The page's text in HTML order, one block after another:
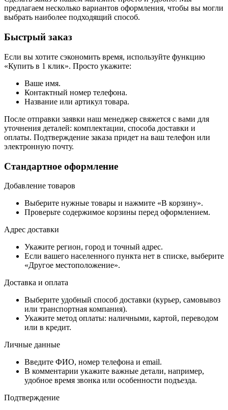
предлагаем несколько вариантов оформления, чтобы вы могли
выбрать наиболее подходящий способ.
Быстрый заказ
Если вы хотите сэкономить время, используйте функцию
«Купить в 1 клик». Просто укажите:
Ваше имя.
Контактный номер телефона.
Название или артикул товара.
После отправки заявки наш менеджер свяжется с вами для
уточнения деталей: комплектации, способа доставки и
оплаты. Подтверждение заказа придет на ваш телефон или
электронную почту.
Стандартное оформление
Добавление товаров
Выберите нужные товары и нажмите «В корзину».
Проверьте содержимое корзины перед оформлением.
Адрес доставки
Укажите регион, город и точный адрес.
Если вашего населенного пункта нет в списке, выберите
«Другое местоположение».
Доставка и оплата
Выберите удобный способ доставки (курьер, самовывоз
или транспортная компания).
Укажите метод оплаты: наличными, картой, переводом
или в кредит.
Личные данные
Введите ФИО, номер телефона и email.
В комментарии укажите важные детали, например,
удобное время звонка или особенности подъезда.
Подтверждение